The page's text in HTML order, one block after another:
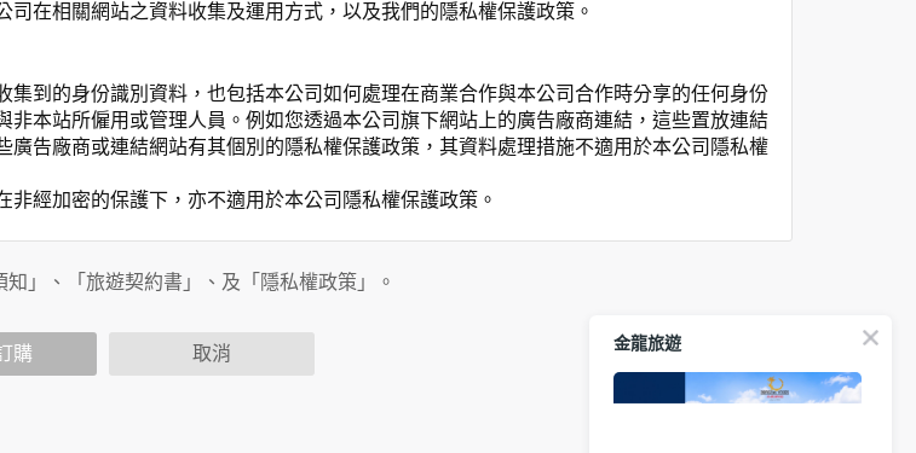
在相關網站之資料收集及運用方式，以及我們的隱私權保護政策。
到的身份識別資料，也包括本公司如何處理在商業合作與本公司合作時分享的任何身份
本站所僱用或管理人員。例如您透過本公司旗下網站上的廣告廠商連結，這些置放連結
告廠商或連結網站有其個別的隱私權保護政策，其資料處理措施不適用於本公司隱私權
經加密的保護下，亦不適用於本公司隱私權保護政策。
資料，其範圍如下：
IP 位址、使用時間、使用的瀏覽器、瀏覽及點選資料記錄等，做為我們增進網站服務的
分析結果之統計數據或說明文字呈現，除供內部研究外，我們會視需要公佈統計數據及說
知」、「旅遊契約書」、及「隱私權政策」。
購 取消 金龍旅遊